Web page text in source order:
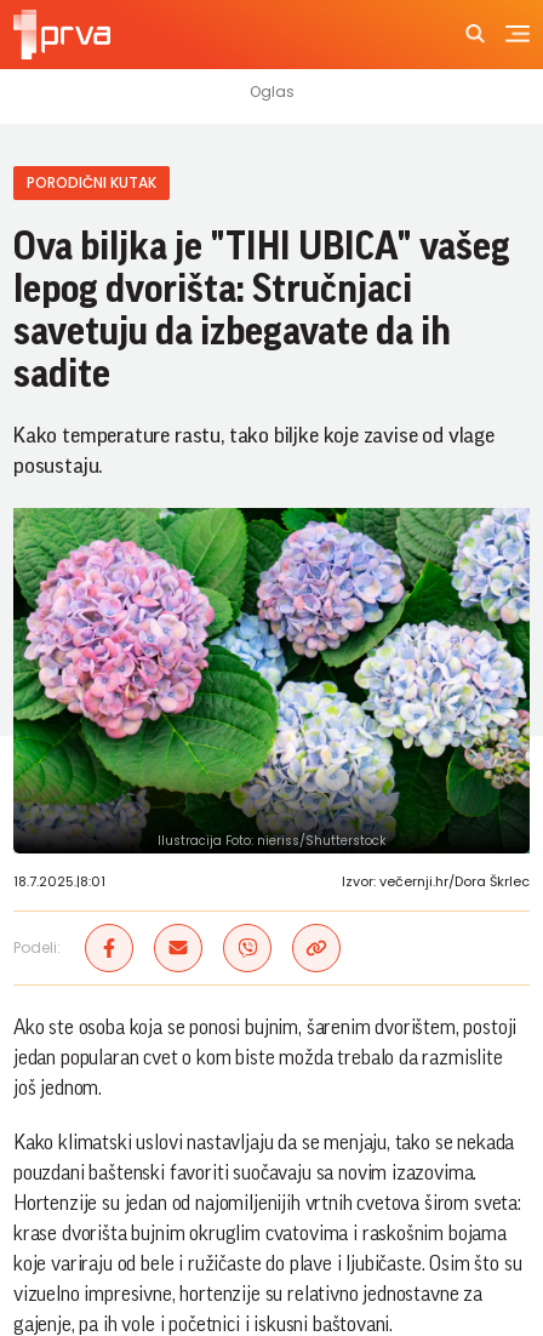
PORODIČNI KUTAK
Ova biljka je "TIHI UBICA" vašeg
lepog dvorišta: Stručnjaci
savetuju da izbegavate da ih
sadite
Kako temperature rastu, tako biljke koje zavise od vlage
posustaju.
Ilustracija Foto: nieriss/Shutterstock
18.7.2025.|8:01 Izvor: večernji.hr/Dora Škrlec
Podeli:
Ako ste osoba koja se ponosi bujnim, šarenim dvorištem, postoji
jedan popularan cvet o kom biste možda trebalo da razmislite
još jednom.
Kako klimatski uslovi nastavljaju da se menjaju, tako se nekada
pouzdani baštenski favoriti suočavaju sa novim izazovima.
Hortenzije su jedan od najomiljenijih vrtnih cvetova širom sveta:
krase dvorišta bujnim okruglim cvatovima i raskošnim bojama
koje variraju od bele i ružičaste do plave i ljubičaste. Osim što su
vizuelno impresivne, hortenzije su relativno jednostavne za
gajenje, pa ih vole i početnici i iskusni baštovani.